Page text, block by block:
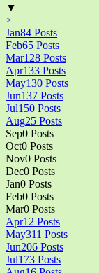
▼
>
Jan84 Posts
Feb65 Posts
Mar128 Posts
Apr133 Posts
May130 Posts
Jun137 Posts
Jul150 Posts
Aug25 Posts
Sep0 Posts
Oct0 Posts
Nov0 Posts
Dec0 Posts
Jan0 Posts
Feb0 Posts
Mar0 Posts
Apr12 Posts
May311 Posts
Jun206 Posts
Jul173 Posts